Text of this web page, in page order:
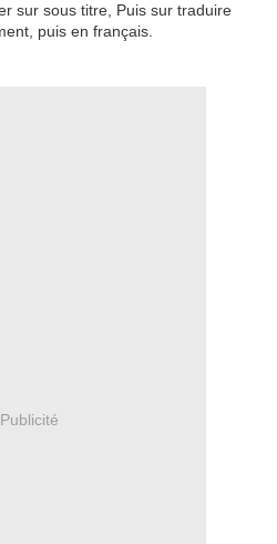
sur sous titre, Puis sur traduire
puis en français.
Publicité